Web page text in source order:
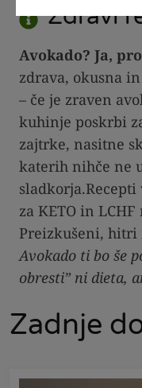
Zdravi
Avokado? Ja,
zdrava, okusna
– če je zraven
kuhinje poskrbi
zajtrke, nasitne
katerih nihče ne
za KETO in
Preizkušeni, hitri
Avokado ti bo še
obresti” ni dieta,
Zadnje